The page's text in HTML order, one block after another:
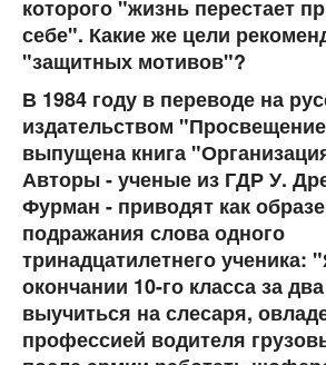
которого "жизнь перестает
себе". Какие же цели
"защитных мотивов"?
В 1984 году в переводе на
издательством
выпущена книга
Авторы - ученые из ГДР У.
Фурман - приводят как
подражания слова одного
тринадцатилетнего ученика:
окончании 10-го класса за
выучиться на слесаря,
профессией водителя